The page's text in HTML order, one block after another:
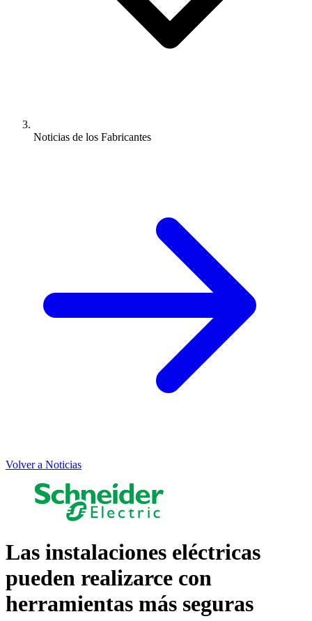
Noticias de los Fabricantes
Volver a Noticias
Las instalaciones eléctricas
pueden realizarce con
herramientas más seguras